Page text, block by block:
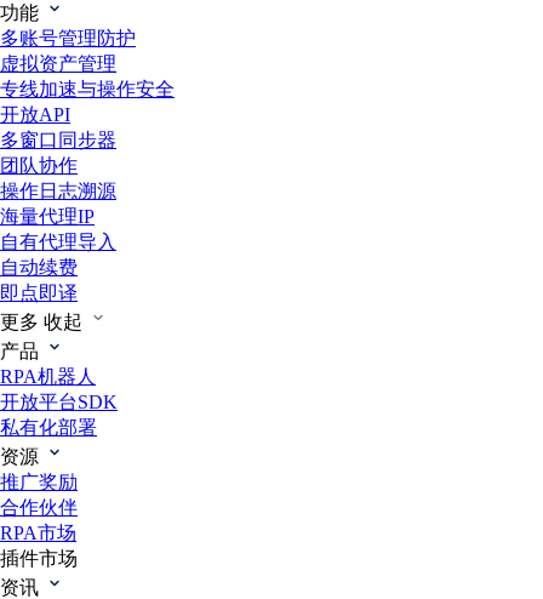
功能
多账号管理防护
虚拟资产管理
专线加速与操作安全
开放API
多窗口同步器
团队协作
操作日志溯源
海量代理IP
自有代理导入
自动续费
即点即译
更多 收起
产品
RPA机器人
开放平台SDK
私有化部署
资源
推广奖励
合作伙伴
RPA市场
插件市场
资讯